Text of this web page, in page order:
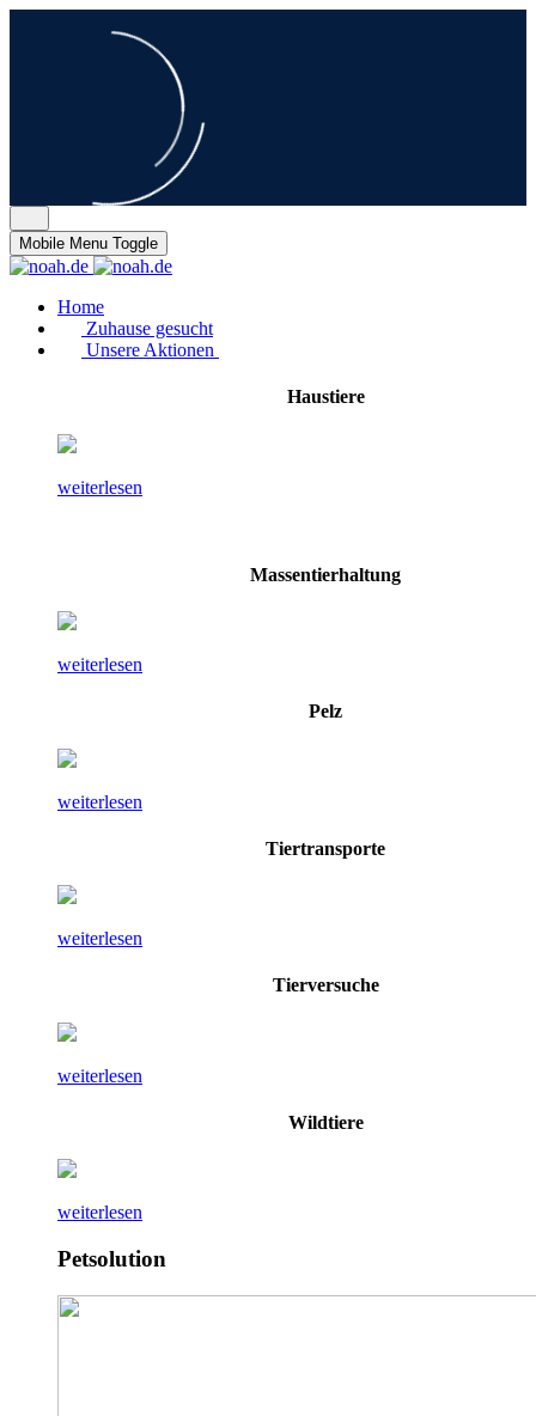
Mobile Menu Toggle
Home
Zuhause gesucht
Unsere Aktionen
Haustiere
weiterlesen
Massentierhaltung
weiterlesen
Pelz
weiterlesen
Tiertransporte
weiterlesen
Tierversuche
weiterlesen
Wildtiere
weiterlesen
Petsolution